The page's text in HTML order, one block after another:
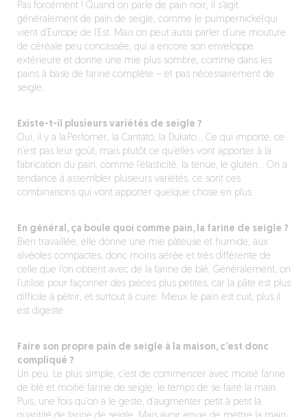
Pas forcément ! Quand on parle de pain noir, il s’agit
généralement de pain de seigle, comme le pumpernickel qui
vient d’Europe de l’Est. Mais on peut aussi parler d’une mouture
de céréale peu concassée, qui a encore son enveloppe
extérieure et donne une mie plus sombre, comme dans les
pains à base de farine complète – et pas nécessairement de
seigle.
Existe-t-il plusieurs variétés de seigle ?
Oui, il y a la Perfomer, la Cantato, la Dukato… Ce qui importe, ce
n’est pas leur goût, mais plutôt ce qu’elles vont apporter à la
fabrication du pain, comme l’élasticité, la tenue, le gluten… On a
tendance à assembler plusieurs variétés, ce sont ces
combinaisons qui vont apporter quelque chose en plus.
En général, ça boule quoi comme pain, la farine de seigle ?
Bien travaillée, elle donne une mie pâteuse et humide, aux
alvéoles compactes, donc moins aérée et très différente de
celle que l’on obtient avec de la farine de blé. Généralement, on
l’utilise pour façonner des pièces plus petites, car la pâte est plus
difficile à pétrir, et surtout à cuire. Mieux le pain est cuit, plus il
est digeste.
Faire son propre pain de seigle à la maison, c’est donc
compliqué ?
Un peu. Le plus simple, c’est de commencer avec moitié farine
de blé et moitié farine de seigle, le temps de se faire la main.
Puis, une fois qu’on a le geste, d’augmenter petit à petit la